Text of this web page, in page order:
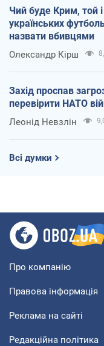
Чий буде Крим, той
українських
назвати вбивцями
Олександр Кірш
Захід проспав
перевірити НАТО
Леонід Невзлін
Всі думки
Про компанію
Правова інформація
Реклама на сайті
Редакційна політика